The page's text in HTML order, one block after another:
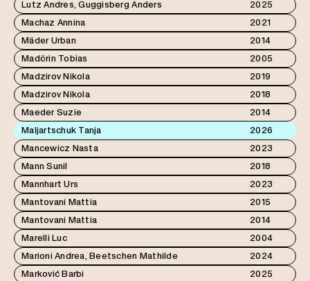
Lutz Andres, Guggisberg Anders
2025
Machaz Annina
2021
Mäder Urban
2014
Madörin Tobias
2005
Madzirov Nikola
2019
Madzirov Nikola
2018
Maeder Suzie
2014
Maljartschuk Tanja
2026
Mancewicz Nasta
2023
Mann Sunil
2018
Mannhart Urs
2023
Mantovani Mattia
2015
Mantovani Mattia
2014
Marelli Luc
2004
Marioni Andrea, Beetschen Mathilde
2024
Marković Barbi
2025